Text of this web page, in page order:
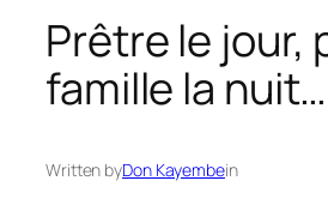
Prêtre le jour,
famille la nuit…
Written byDon Kayembein